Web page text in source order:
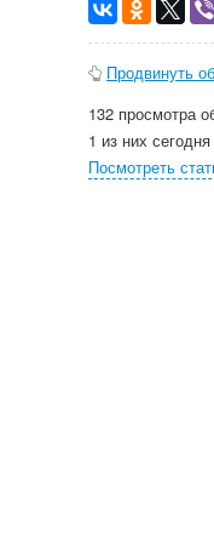
Продвинуть
132 просмотра
1 из них сегодня
Посмотреть